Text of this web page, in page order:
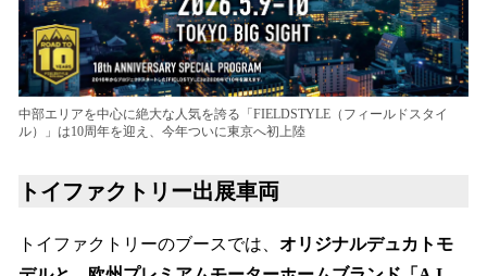
中部エリアを中心に絶大な人気を誇る「FIELDSTYLE（フィールドスタイ
ル）」は10周年を迎え、今年ついに東京へ初上陸
トイファクトリー出展車両
トイファクトリーのブースでは、 オリジナルデュカトモ